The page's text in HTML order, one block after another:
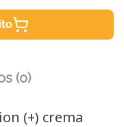
(0)
(+) crema